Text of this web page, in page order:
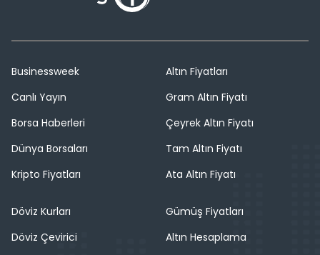
Businessweek
Canlı Yayın
Borsa Haberleri
Dünya Borsaları
Kripto Fiyatları
Altın Fiyatları
Gram Altın Fiyatı
Çeyrek Altın Fiyatı
Tam Altın Fiyatı
Ata Altın Fiyatı
Döviz Kurları
Döviz Çevirici
Gümüş Fiyatları
Altın Hesaplama